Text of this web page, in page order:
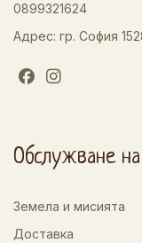
0899321624
Адрес: гр. София
Обслужване
Земела и мисията
Доставка